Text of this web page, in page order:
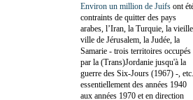
Environ un million de Juifs ont
contraints de quitter des pays
arabes, l’Iran, la Turquie, la vieille
ville de Jérusalem, la Judée, la
Samarie - trois territoires occupés
par la (Trans)Jordanie jusqu'à la
guerre des Six-Jours (1967) -, etc.,
essentiellement des années 1940
aux années 1970 et en direction